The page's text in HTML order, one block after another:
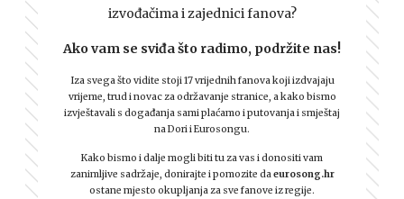
izvođačima i zajednici fanova?
Ako vam se sviđa što radimo, podržite nas!
Iza svega što vidite stoji 17 vrijednih fanova koji izdvajaju
vrijeme, trud i novac za održavanje stranice, a kako bismo
izvještavali s događanja sami plaćamo i putovanja i smještaj
na Dori i Eurosongu.
Kako bismo i dalje mogli biti tu za vas i donositi vam
zanimljive sadržaje, donirajte i pomozite daeurosong.hr
ostane mjesto okupljanja za sve fanove iz regije.